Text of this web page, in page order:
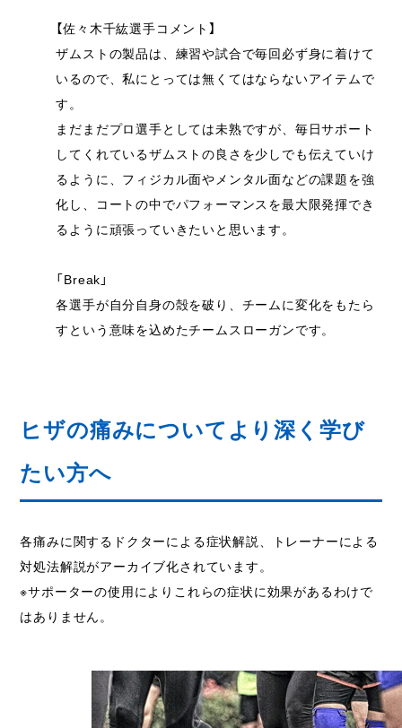
【佐々木千紘選手コメント】
ザムストの製品は、練習や試合で毎回必ず身に着けて
いるので、私にとっては無くてはならないアイテムで
す。
まだまだプロ選手としては未熟ですが、毎日サポート
してくれているザムストの良さを少しでも伝えていけ
るように、フィジカル面やメンタル面などの課題を強
化し、コートの中でパフォーマンスを最大限発揮でき
るように頑張っていきたいと思います。
「Break」
各選手が自分自身の殻を破り、チームに変化をもたら
すという意味を込めたチームスローガンです。
ヒザの痛みについてより深く学び
たい方へ
各痛みに関するドクターによる症状解説、トレーナーによる
対処法解説がアーカイブ化されています。
※サポーターの使用によりこれらの症状に効果があるわけで
はありません。